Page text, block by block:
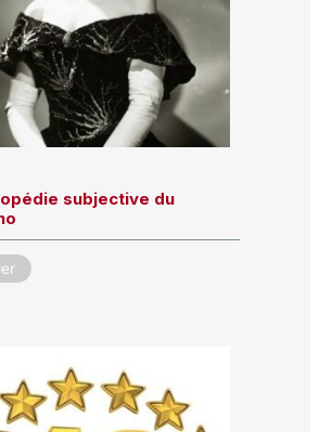
subjective du